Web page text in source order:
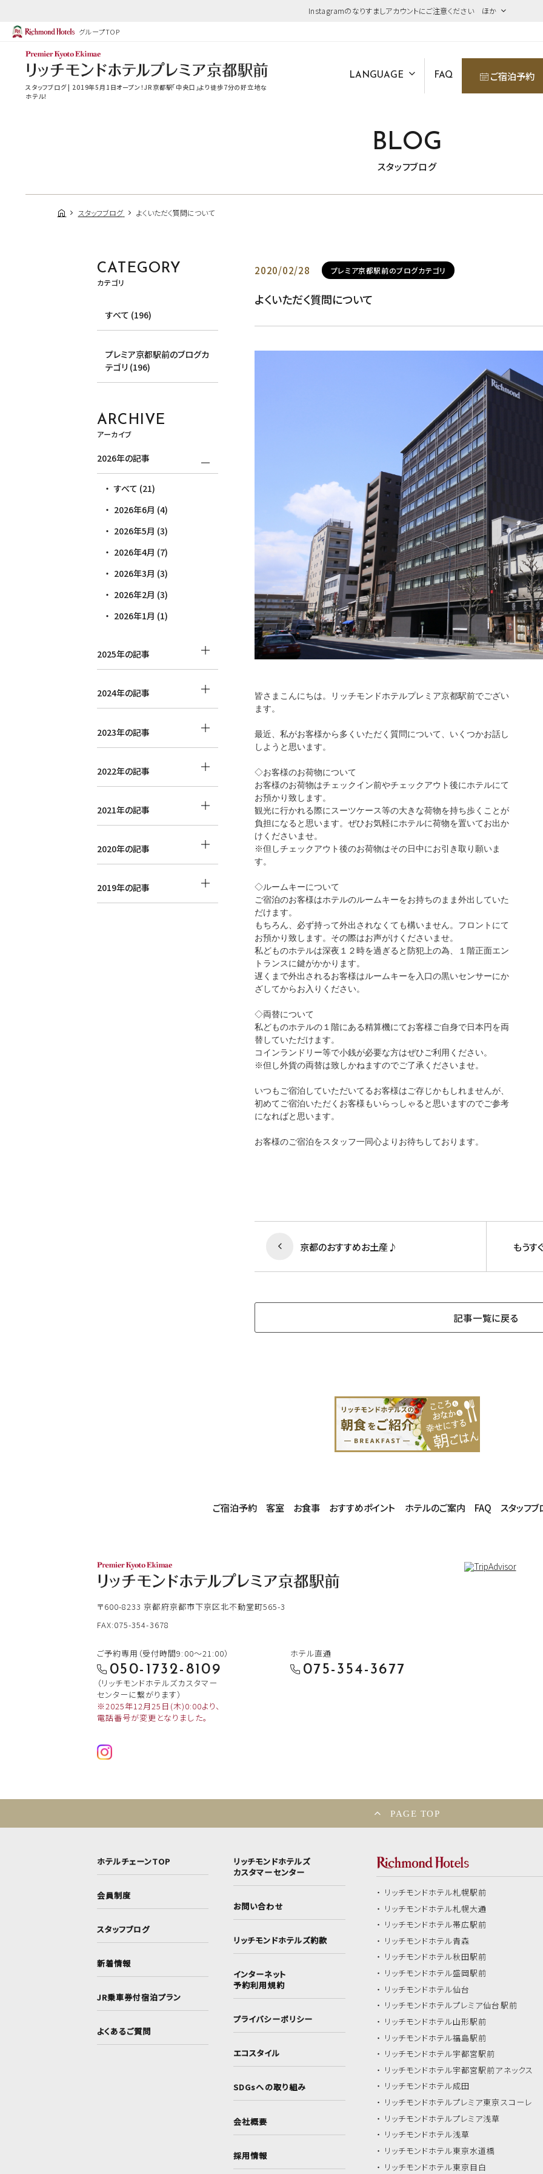
Instagramのなりすましアカウントにご注意ください ほか
グループTOP
スタッフブログ | 2019年5月1日オープン！JR京都駅「中央口」より徒歩7分の好立地な
ホテル！
LANGUAGE FAQ ご宿泊予約
BLOG
スタッフブログ
スタッフブログ よくいただく質問について
2020/02/28 プレミア京都駅前のブログカテゴリ
よくいただく質問について
皆さまこんにちは。リッチモンドホテルプレミア京都駅前でござい
ます。
最近、私がお客様から多くいただく質問について、いくつかお話し
しようと思います。
◇お客様のお荷物について
お客様のお荷物はチェックイン前やチェックアウト後にホテルにて
お預かり致します。
観光に行かれる際にスーツケース等の大きな荷物を持ち歩くことが
負担になると思います。ぜひお気軽にホテルに荷物を置いてお出か
けくださいませ。
※但しチェックアウト後のお荷物はその日中にお引き取り願いま
す。
◇ルームキーについて
ご宿泊のお客様はホテルのルームキーをお持ちのまま外出していた
だけます。
もちろん、必ず持って外出されなくても構いません。フロントにて
お預かり致します。その際はお声がけくださいませ。
私どものホテルは深夜１２時を過ぎると防犯上の為、１階正面エン
トランスに鍵がかかります。
遅くまで外出されるお客様はルームキーを入口の黒いセンサーにか
ざしてからお入りください。
◇両替について
私どものホテルの１階にある精算機にてお客様ご自身で日本円を両
替していただけます。
コインランドリー等で小銭が必要な方はぜひご利用ください。
※但し外貨の両替は致しかねますのでご了承くださいませ。
いつもご宿泊していただいてるお客様はご存じかもしれませんが、
初めてご宿泊いただくお客様もいらっしゃると思いますのでご参考
になればと思います。
お客様のご宿泊をスタッフ一同心よりお待ちしております。
京都のおすすめお土産♪ もうす
記事一覧に戻る
CATEGORY
カテゴリ
すべて (196)
プレミア京都駅前のブログカ
テゴリ (196)
ARCHIVE
アーカイブ
2026年の記事
すべて (21)
2026年6月 (4)
2026年5月 (3)
2026年4月 (7)
2026年3月 (3)
2026年2月 (3)
2026年1月 (1)
2025年の記事
2024年の記事
2023年の記事
2022年の記事
2021年の記事
2020年の記事
2019年の記事
ご宿泊予約 客室 お食事 おすすめポイント ホテルのご案内 FAQ スタッフブ
〒600-8233京都府京都市下京区北不動堂町565-3
FAX:075-354-3678
ご予約専用（受付時間9:00～21:00）
050-1732-8109
（リッチモンドホテルズカスタマー
センターに繋がります）
※2025年12月25日(木)0:00より、
電話番号が変更となりました。
ホテル直通
075-354-3677
PAGE TOP
ホテルチェーンTOP
会員制度
スタッフブログ
新着情報
JR乗車券付宿泊プラン
よくあるご質問
リッチモンドホテルズ
カスタマーセンター
お問い合わせ
リッチモンドホテルズ約款
インターネット
予約利用規約
プライバシーポリシー
エコスタイル
SDGsへの取り組み
会社概要
採用情報
リッチモンドホテル札幌駅前
リッチモンドホテル札幌大通
リッチモンドホテル帯広駅前
リッチモンドホテル青森
リッチモンドホテル秋田駅前
リッチモンドホテル盛岡駅前
リッチモンドホテル仙台
リッチモンドホテルプレミア仙台駅前
リッチモンドホテル山形駅前
リッチモンドホテル福島駅前
リッチモンドホテル宇都宮駅前
リッチモンドホテル宇都宮駅前アネックス
リッチモンドホテル成田
リッチモンドホテルプレミア東京スコーレ
リッチモンドホテルプレミア浅草
リッチモンドホテル浅草
リッチモンドホテル東京水道橋
リッチモンドホテル東京目白